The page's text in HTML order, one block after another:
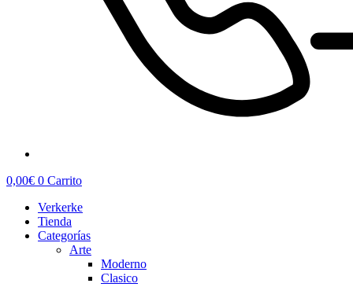
0,00€ 0 Carrito
Verkerke
Tienda
Categorías
Arte
Moderno
Clasico